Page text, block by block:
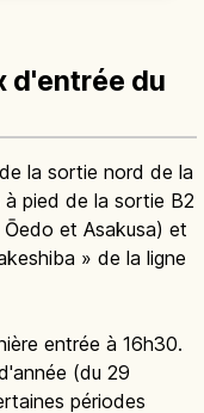
d'entrée du
la sortie nord de la
pied de la sortie B2
et Asakusa) et
» de la ligne
entrée à 16h30.
(du 29
périodes